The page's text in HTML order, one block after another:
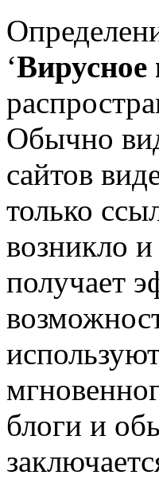
‘Вирусное
Обычно
сайтов
только
возникло
получает
блоги и